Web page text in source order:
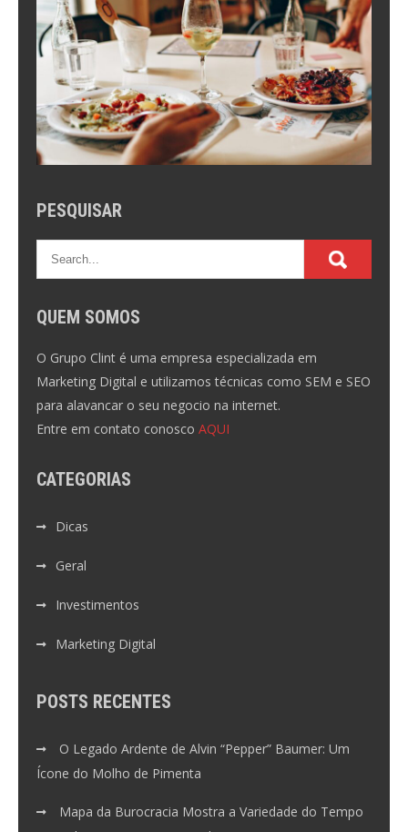
PESQUISAR
QUEM SOMOS
O Grupo Clint é uma empresa especializada em
Marketing Digital e utilizamos técnicas como SEM e SEO
para alavancar o seu negocio na internet.
Entre em contato conosco AQUI
CATEGORIAS
Dicas
Geral
Investimentos
Marketing Digital
POSTS RECENTES
O Legado Ardente de Alvin “Pepper” Baumer: Um
Ícone do Molho de Pimenta
Mapa da Burocracia Mostra a Variedade do Tempo